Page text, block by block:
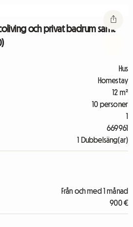
och privat badrum samt
Hus
Homestay
12 m²
10 personer
1
669961
1 Dubbelsäng(ar)
Från och med 1 månad
900 €